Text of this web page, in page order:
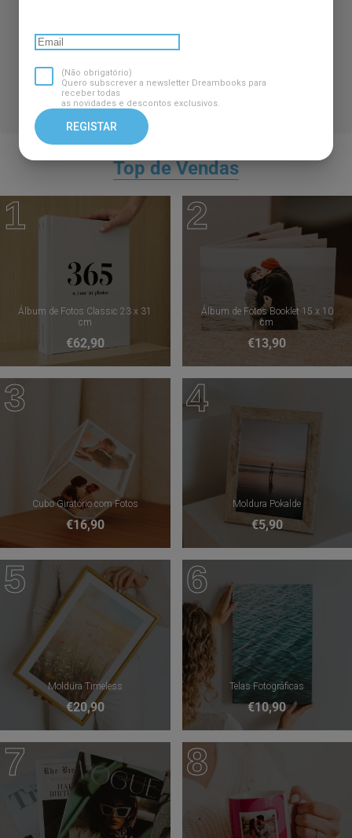
Álbum Art of Gentle Living
€20,90
Álbum Pampering That Never
Top de Vendas
Álbum de Fotos Classic 23 x 31
cm
€62,90
1
Álbum de Fotos Booklet 15 x 10
cm
€13,90
2
Cubo Giratório com Fotos
€16,90
3
Moldura Pokalde
€5,90
4
Moldura Timeless
€20,90
5
Telas Fotográficas
€10,90
6
7 8
(Não obrigatório)
Quero subscrever a newsletter Dreambooks para
receber todas
as novidades e descontos exclusivos.
REGISTAR